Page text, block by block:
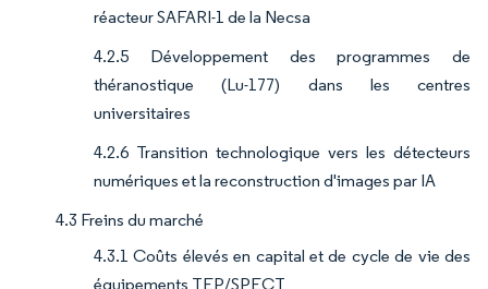
réacteur SAFARI-1 de la Necsa
4.2.5 Développement des programmes de
théranostique (Lu-177) dans les centres
universitaires
4.2.6 Transition technologique vers les détecteurs
numériques et la reconstruction d'images par IA
4.3 Freins du marché
4.3.1 Coûts élevés en capital et de cycle de vie des
équipements TEP/SPECT